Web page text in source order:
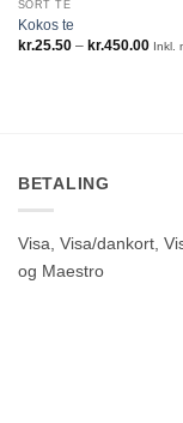
SORT TE
Kokos te
kr.25.50 – kr.450.00 Inkl.
BETALING
Visa, Visa/dankort,
og Maestro